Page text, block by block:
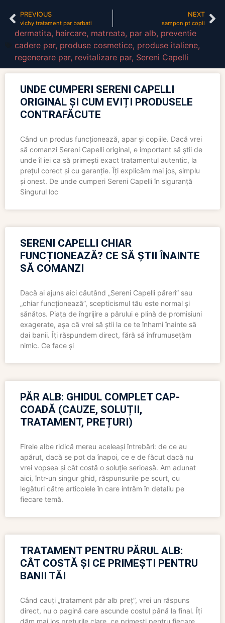
PREVIOUS
vichy tratament par barbati
NEXT
sampon pt copii
dermatita, haircare, matreata, par alb, preventie
cadere par, produse cosmetice, produse italiene,
regenerare par, revitalizare par, Sereni Capelli
UNDE CUMPERI SERENI CAPELLI
ORIGINAL ȘI CUM EVIȚI PRODUSELE
CONTRAFĂCUTE
Când un produs funcționează, apar și copiile. Dacă vrei
să comanzi Sereni Capelli original, e important să știi de
unde îl iei ca să primești exact tratamentul autentic, la
prețul corect și cu garanție. Îți explicăm mai jos, simplu
și onest. De unde cumperi Sereni Capelli în siguranță
Singurul loc
SERENI CAPELLI CHIAR
FUNCȚIONEAZĂ? CE SĂ ȘTII ÎNAINTE
SĂ COMANZI
Dacă ai ajuns aici căutând „Sereni Capelli păreri” sau
„chiar funcționează”, scepticismul tău este normal și
sănătos. Piața de îngrijire a părului e plină de promisiuni
exagerate, așa că vrei să știi la ce te înhami înainte să
dai banii. Îți răspundem direct, fără să înfrumusețăm
nimic. Ce face și
PĂR ALB: GHIDUL COMPLET CAP-
COADĂ (CAUZE, SOLUȚII,
TRATAMENT, PREȚURI)
Firele albe ridică mereu aceleași întrebări: de ce au
apărut, dacă se pot da înapoi, ce e de făcut dacă nu
vrei vopsea și cât costă o soluție serioasă. Am adunat
aici, într-un singur ghid, răspunsurile pe scurt, cu
legături către articolele în care intrăm în detaliu pe
fiecare temă.
TRATAMENT PENTRU PĂRUL ALB:
CÂT COSTĂ ȘI CE PRIMEȘTI PENTRU
BANII TĂI
Când cauți „tratament păr alb preț”, vrei un răspuns
direct, nu o pagină care ascunde costul până la final. Îți